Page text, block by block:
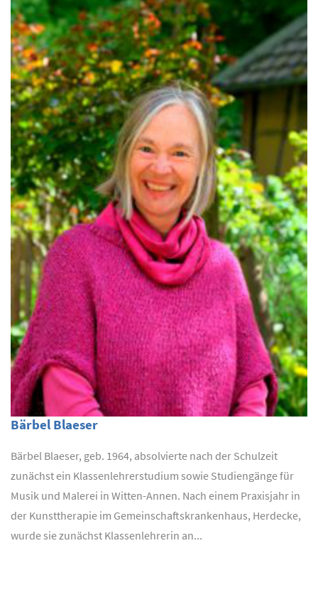
Bärbel Blaeser
Bärbel Blaeser, geb. 1964, absolvierte nach der Schulzeit
zunächst ein Klassenlehrerstudium sowie Studiengänge für
Musik und Malerei in Witten-Annen. Nach einem Praxisjahr in
der Kunsttherapie im Gemeinschaftskrankenhaus, Herdecke,
wurde sie zunächst Klassenlehrerin an...